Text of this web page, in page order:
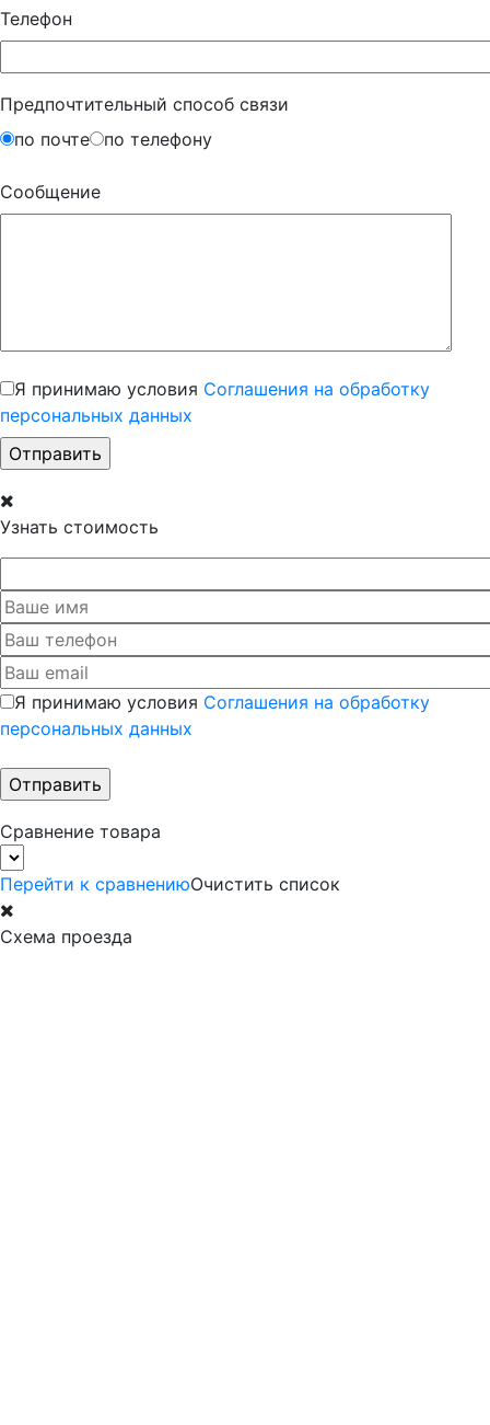
Телефон
Предпочтительный способ связи
по почте
по телефону
Сообщение
Я принимаю условия Соглашения на обработку
персональных данных
Узнать стоимость
Я принимаю условия Соглашения на обработку
персональных данных
Сравнение товара
Перейти к сравнениюОчистить список
Схема проезда